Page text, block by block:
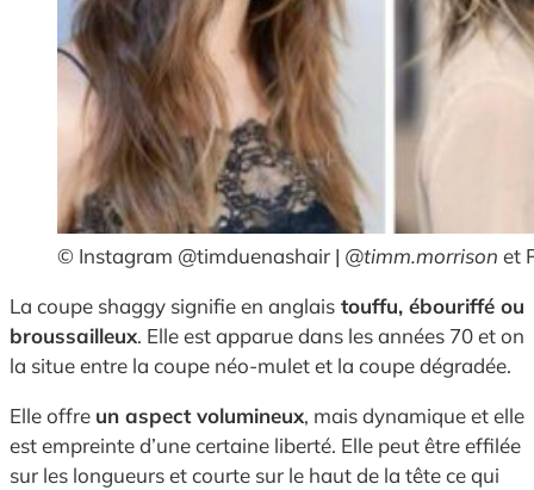
© Instagram @timduenashair | @timm.morrison et
La coupe shaggy signifie en anglais touffu, ébouriffé ou
broussailleux. Elle est apparue dans les années 70 et on
la situe entre la coupe néo-mulet et la coupe dégradée.
Elle offre un aspect volumineux, mais dynamique et elle
est empreinte d’une certaine liberté. Elle peut être effilée
sur les longueurs et courte sur le haut de la tête ce qui